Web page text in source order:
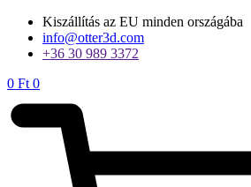
Ugrás
tartalomhoz
Kiszállítás az EU minden országába
info@otter3d.com
+36 30 989 3372
0 Ft 0